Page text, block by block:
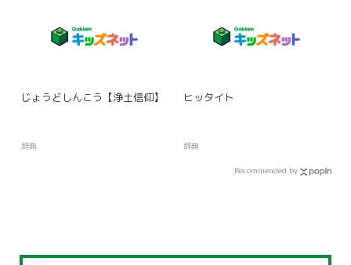
じょうどしんこう【浄土信仰】
辞典
ヒッタイト
辞典
Recommended by